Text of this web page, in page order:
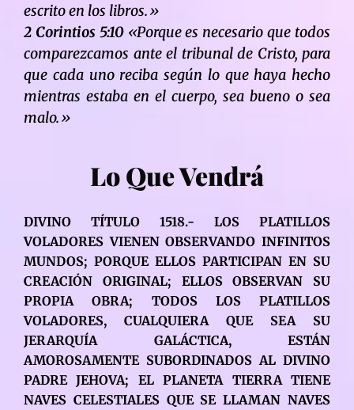
escrito en los libros.»
2 Corintios 5:10«Porque es necesario que todos
comparezcamos ante el tribunal de Cristo, para
que cada uno reciba según lo que haya hecho
mientras estaba en el cuerpo, sea bueno o sea
malo.»
Lo Que Vendrá
DIVINO TÍTULO 1518.- LOS PLATILLOS
VOLADORES VIENEN OBSERVANDO INFINITOS
MUNDOS; PORQUE ELLOS PARTICIPAN EN SU
CREACIÓN ORIGINAL; ELLOS OBSERVAN SU
PROPIA OBRA; TODOS LOS PLATILLOS
VOLADORES, CUALQUIERA QUE SEA SU
JERARQUÍA GALÁCTICA, ESTÁN
AMOROSAMENTE SUBORDINADOS AL DIVINO
PADRE JEHOVA; EL PLANETA TIERRA TIENE
NAVES CELESTIALES QUE SE LLAMAN NAVES